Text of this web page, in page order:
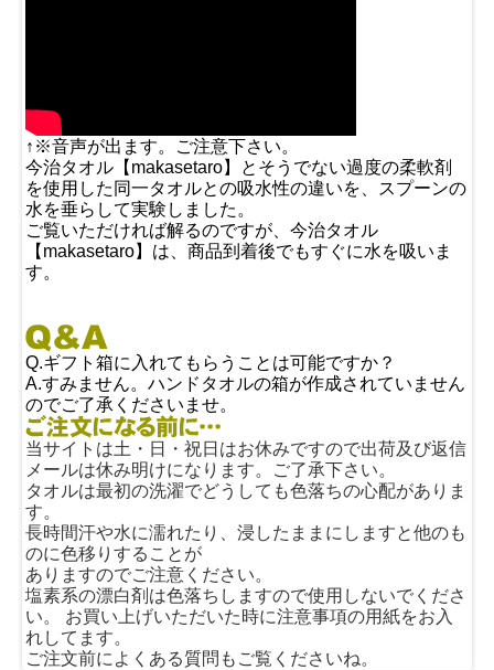
↑※音声が出ます。ご注意下さい。
今治タオル【makasetaro】とそうでない過度の柔軟剤
を使用した同一タオルとの吸水性の違いを、スプーンの
水を垂らして実験しました。
ご覧いただければ解るのですが、今治タオル
【makasetaro】は、商品到着後でもすぐに水を吸いま
す。
Q.ギフト箱に入れてもらうことは可能ですか？
A.すみません。ハンドタオルの箱が作成されていません
のでご了承くださいませ。
当サイトは土・日・祝日はお休みですので出荷及び返信
メールは休み明けになります。ご了承下さい。
タオルは最初の洗濯でどうしても色落ちの心配がありま
す。
長時間汗や水に濡れたり、浸したままにしますと他のも
のに色移りすることが
ありますのでご注意ください。
塩素系の漂白剤は色落ちしますので使用しないでくださ
い。 お買い上げいただいた時に注意事項の用紙をお入
れしてます。
ご注文前によくある質問もご覧くださいね。